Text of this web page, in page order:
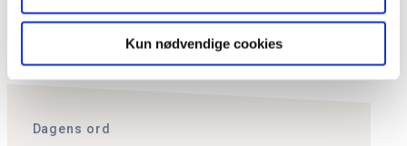
Kun nødvendige cookies
P
Dagens ord